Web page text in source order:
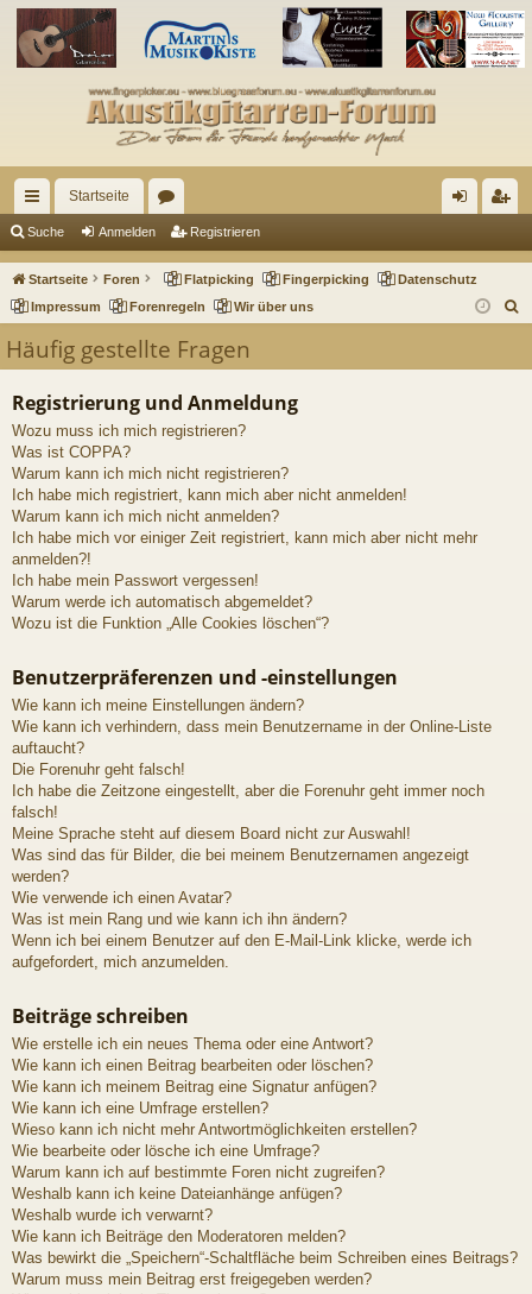
ch
ne
llz
riff
Startseite
en m
n
ist
rie
n
Suche Anmelden Registrieren
Startseite Foren Flatpicking Fingerpicking
Datenschutz
Impressum
Forenregeln Wir über uns
Häufig gestellte Fragen
Registrierung und Anmeldung
Wozu muss ich mich registrieren?
Was ist COPPA?
Warum kann ich mich nicht registrieren?
Ich habe mich registriert, kann mich aber nicht anmelden!
Warum kann ich mich nicht anmelden?
Ich habe mich vor einiger Zeit registriert, kann mich aber nicht mehr
anmelden?!
Ich habe mein Passwort vergessen!
Warum werde ich automatisch abgemeldet?
Wozu ist die Funktion „Alle Cookies löschen“?
Benutzerpräferenzen und -einstellungen
Wie kann ich meine Einstellungen ändern?
Wie kann ich verhindern, dass mein Benutzername in der Online-Liste
auftaucht?
Die Forenuhr geht falsch!
Ich habe die Zeitzone eingestellt, aber die Forenuhr geht immer noch
falsch!
Meine Sprache steht auf diesem Board nicht zur Auswahl!
Was sind das für Bilder, die bei meinem Benutzernamen angezeigt
werden?
Wie verwende ich einen Avatar?
Was ist mein Rang und wie kann ich ihn ändern?
Wenn ich bei einem Benutzer auf den E-Mail-Link klicke, werde ich
aufgefordert, mich anzumelden.
Beiträge schreiben
Wie erstelle ich ein neues Thema oder eine Antwort?
Wie kann ich einen Beitrag bearbeiten oder löschen?
Wie kann ich meinem Beitrag eine Signatur anfügen?
Wie kann ich eine Umfrage erstellen?
Wieso kann ich nicht mehr Antwortmöglichkeiten erstellen?
Wie bearbeite oder lösche ich eine Umfrage?
Warum kann ich auf bestimmte Foren nicht zugreifen?
Weshalb kann ich keine Dateianhänge anfügen?
Weshalb wurde ich verwarnt?
Wie kann ich Beiträge den Moderatoren melden?
Was bewirkt die „Speichern“-Schaltfläche beim Schreiben eines Beitrags?
Warum muss mein Beitrag erst freigegeben werden?